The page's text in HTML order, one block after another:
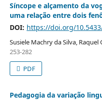
Síncope e alçamento da
uma relação entre dois
DOI: https://doi.org/
Susiele Machry da Silva, Raquel
253-282
PDF
Pedagogia da variação